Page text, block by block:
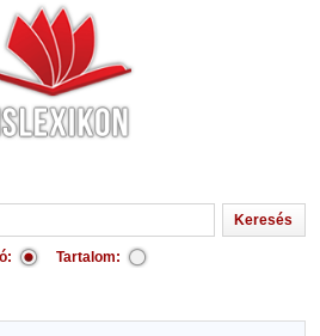
Tartalom: